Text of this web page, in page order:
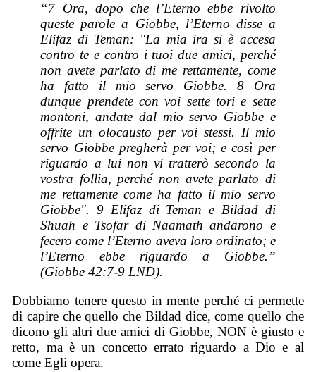
“7 Ora, dopo che l’Eterno ebbe rivolto
queste parole a Giobbe, l’Eterno disse a
Elifaz di Teman: "La mia ira si è accesa
contro te e contro i tuoi due amici, perché
non avete parlato di me rettamente, come
ha fatto il mio servo Giobbe. 8 Ora
dunque prendete con voi sette tori e sette
montoni, andate dal mio servo Giobbe e
offrite un olocausto per voi stessi. Il mio
servo Giobbe pregherà per voi; e così per
riguardo a lui non vi tratterò secondo la
vostra follia, perché non avete parlato di
me rettamente come ha fatto il mio servo
Giobbe". 9 Elifaz di Teman e Bildad di
Shuah e Tsofar di Naamath andarono e
fecero come l’Eterno aveva loro ordinato; e
l’Eterno ebbe riguardo a Giobbe.”
(Giobbe 42:7-9 LND).
Dobbiamo tenere questo in mente perché ci permette
di capire che quello che Bildad dice, come quello che
dicono gli altri due amici di Giobbe, NON è giusto e
retto, ma è un concetto errato riguardo a Dio e al
come Egli opera.